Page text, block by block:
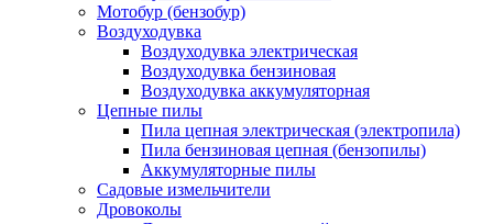
Мотобур (бензобур)
Воздуходувка
Воздуходувка электрическая
Воздуходувка бензиновая
Воздуходувка аккумуляторная
Цепные пилы
Пила цепная электрическая (электропила)
Пила бензиновая цепная (бензопилы)
Аккумуляторные пилы
Садовые измельчители
Дровоколы